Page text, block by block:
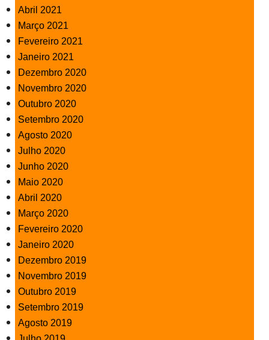
Abril 2021
Março 2021
Fevereiro 2021
Janeiro 2021
Dezembro 2020
Novembro 2020
Outubro 2020
Setembro 2020
Agosto 2020
Julho 2020
Junho 2020
Maio 2020
Abril 2020
Março 2020
Fevereiro 2020
Janeiro 2020
Dezembro 2019
Novembro 2019
Outubro 2019
Setembro 2019
Agosto 2019